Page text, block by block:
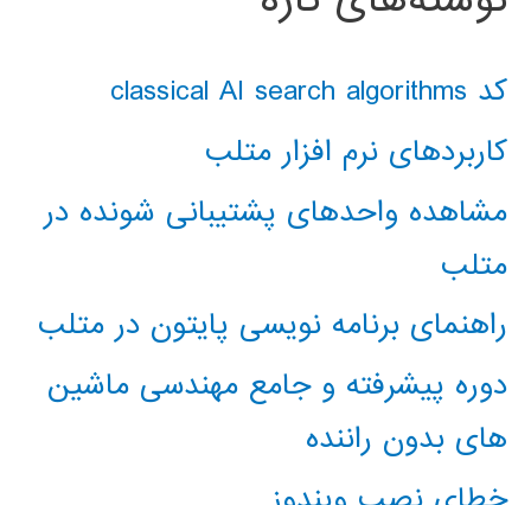
کد classical AI search algorithms
کاربردهای نرم افزار متلب
مشاهده واحدهای پشتیبانی شونده در
متلب
راهنمای برنامه نویسی پایتون در متلب
دوره پیشرفته و جامع مهندسی ماشین
های بدون راننده